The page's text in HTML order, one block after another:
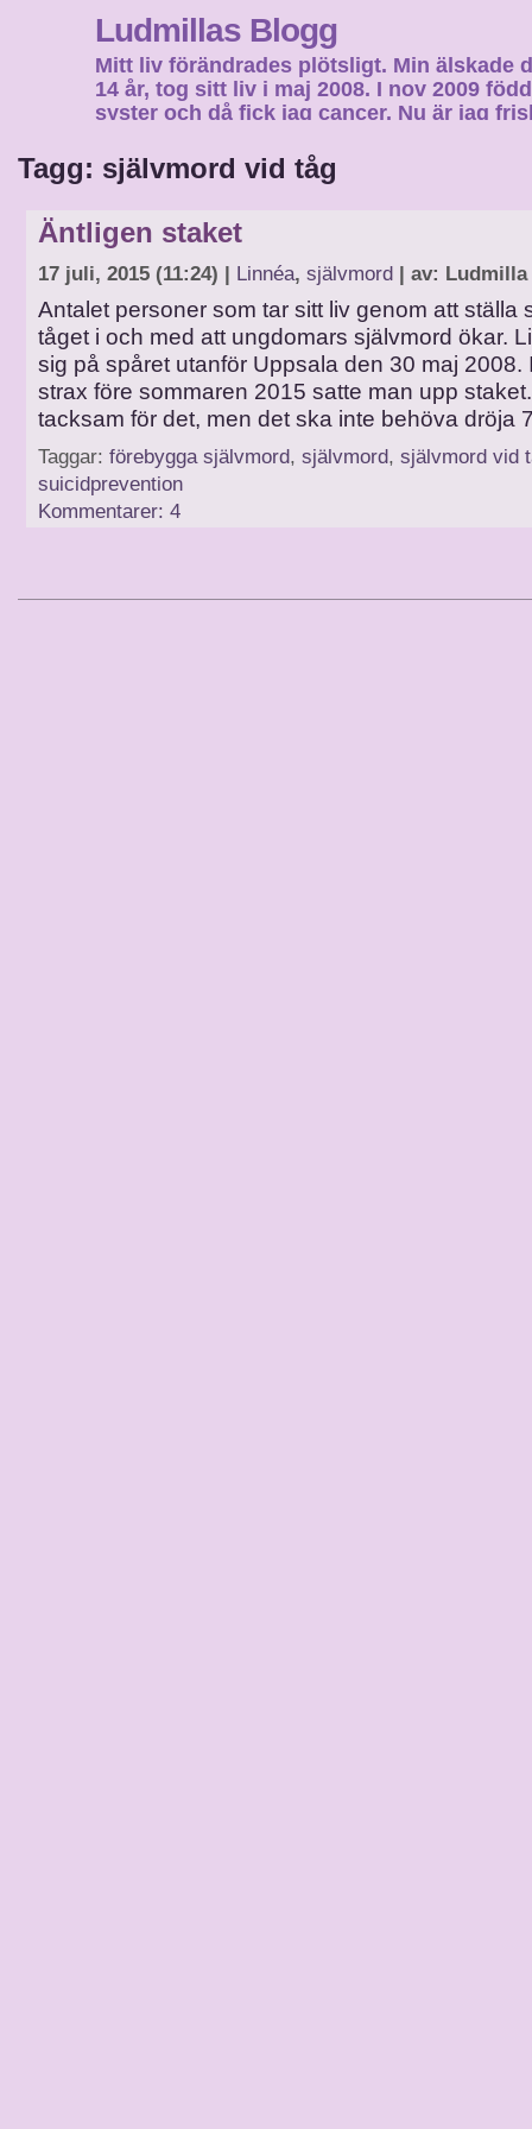
Ludmillas Blogg
Mitt liv förändrades plötsligt. Min älskade
14 år, tog sitt liv i maj 2008. I nov 2009
syster och då fick jag cancer. Nu är jag
Tagg: självmord vid tåg
Äntligen staket
17 juli, 2015 (11:24) | Linnéa, självmord | av: Ludmilla
Antalet personer som tar sitt liv genom att ställa
tåget i och med att ungdomars självmord ökar.
sig på spåret utanför Uppsala den 30 maj 2008.
strax före sommaren 2015 satte man upp
tacksam för det, men det ska inte behöva dröja
Taggar: förebygga självmord, självmord, självmord vid
suicidprevention
Kommentarer: 4